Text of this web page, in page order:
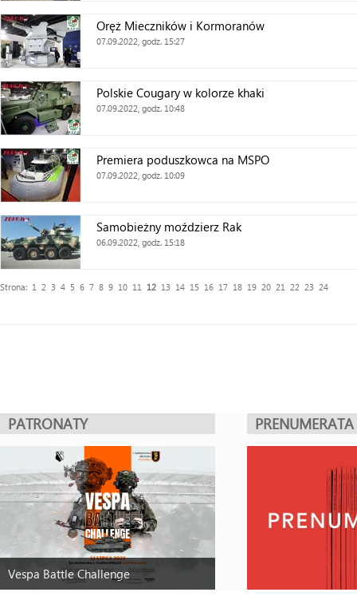
Oręż Mieczników i Kormoranów
07.09.2022, godz. 15:27
Polskie Cougary w kolorze khaki
07.09.2022, godz. 10:48
Premiera poduszkowca na MSPO
07.09.2022, godz. 10:09
Samobieżny moździerz Rak
06.09.2022, godz. 15:18
Strona: 1 2 3 4 5 6 7 8 9 10 11 12 13 14 15 16 17 18 19 20 21 22 23 24
PATRONATY
Vespa Battle Challenge
PRENUMERATA